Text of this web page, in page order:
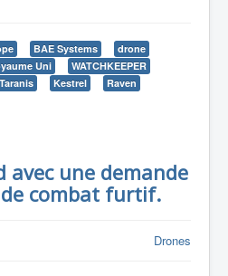
BAE Systems
drone
Uni
WATCHKEEPER
Taranis Kestrel
Raven
avec une demande
combat furtif.
Drones